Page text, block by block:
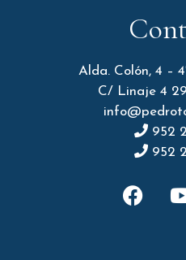
Alda. Colón, 4 –
C/ Linaje 4
952
952